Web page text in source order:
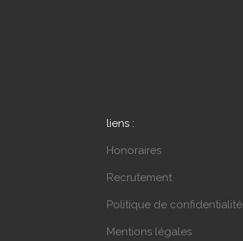
liens :
Honoraires
Recrutement
Politique de confidentialité
Mentions légales